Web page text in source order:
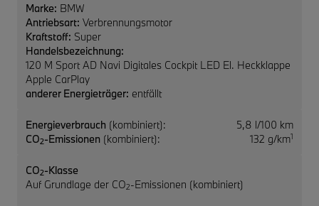
Marke: BMW
Antriebsart: Verbrennungsmotor
Kraftstoff: Super
Handelsbezeichnung:
120 M Sport AD Navi Digitales Cockpit LED El. Heckklappe
Apple CarPlay
anderer Energieträger: entfällt
Energieverbrauch (kombiniert):
5,8 l/100 km
CO2-Emissionen (kombiniert): 132 g/km1
CO2-Klasse
Auf Grundlage der CO2-Emissionen (kombiniert)